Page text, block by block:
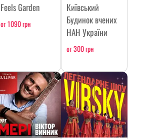
Feels Garden
от 1090 грн
Київський
Будинок вчених
НАН України
от 300 грн